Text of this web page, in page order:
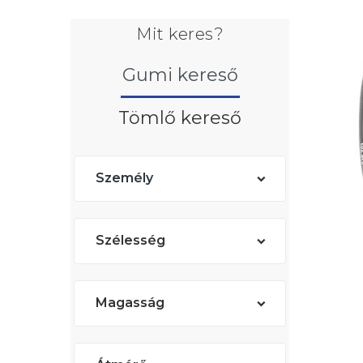
Mit keres?
Gumi kereső
Tömlő kereső
Személy
Szélesség
Magasság